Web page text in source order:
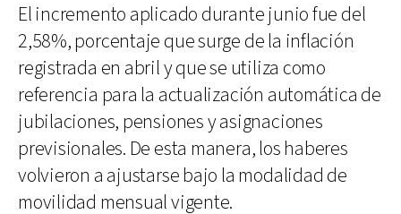
El incremento aplicado durante junio fue del
2,58%, porcentaje que surge de la inflación
registrada en abril y que se utiliza como
referencia para la actualización automática de
jubilaciones, pensiones y asignaciones
previsionales. De esta manera, los haberes
volvieron a ajustarse bajo la modalidad de
movilidad mensual vigente.